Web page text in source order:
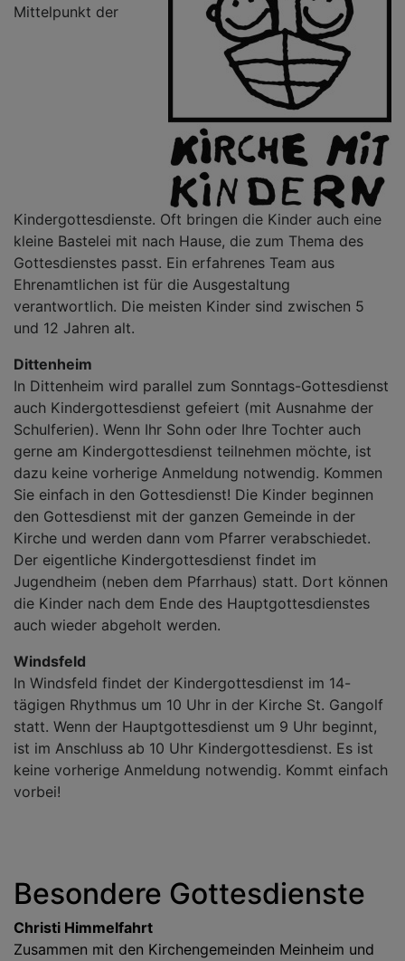
Mittelpunkt der
Kindergottesdienste. Oft bringen die Kinder auch eine
kleine Bastelei mit nach Hause, die zum Thema des
Gottesdienstes passt. Ein erfahrenes Team aus
Ehrenamtlichen ist für die Ausgestaltung
verantwortlich. Die meisten Kinder sind zwischen 5
und 12 Jahren alt.
Dittenheim
In Dittenheim wird parallel zum Sonntags-Gottesdienst
auch Kindergottesdienst gefeiert (mit Ausnahme der
Schulferien). Wenn Ihr Sohn oder Ihre Tochter auch
gerne am Kindergottesdienst teilnehmen möchte, ist
dazu keine vorherige Anmeldung notwendig. Kommen
Sie einfach in den Gottesdienst! Die Kinder beginnen
den Gottesdienst mit der ganzen Gemeinde in der
Kirche und werden dann vom Pfarrer verabschiedet.
Der eigentliche Kindergottesdienst findet im
Jugendheim (neben dem Pfarrhaus) statt. Dort können
die Kinder nach dem Ende des Hauptgottesdienstes
auch wieder abgeholt werden.
Windsfeld
In Windsfeld findet der Kindergottesdienst im 14-
tägigen Rhythmus um 10 Uhr in der Kirche St. Gangolf
statt. Wenn der Hauptgottesdienst um 9 Uhr beginnt,
ist im Anschluss ab 10 Uhr Kindergottesdienst. Es ist
keine vorherige Anmeldung notwendig. Kommt einfach
vorbei!
Besondere Gottesdienste
Christi Himmelfahrt
Zusammen mit den Kirchengemeinden Meinheim und